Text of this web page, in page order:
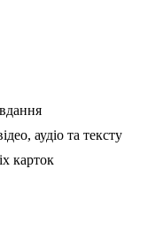
аудіо та тексту
карток